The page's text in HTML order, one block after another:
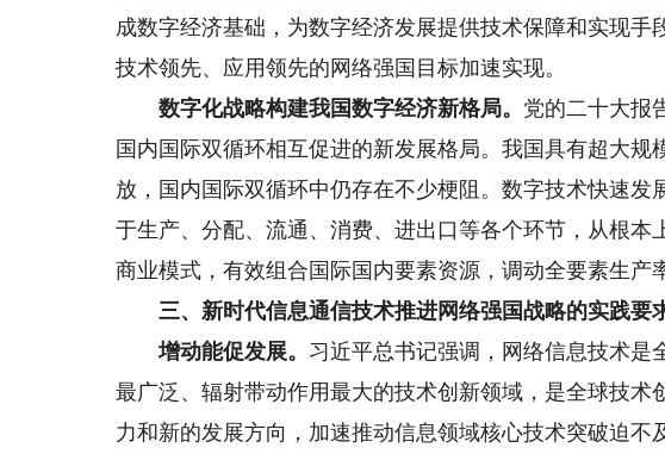
成数字经济基础，为数字经济发展提供技术保障和实现手
技术领先、应用领先的网络强国目标加速实现。
数字化战略构建我国数字经济新格局。 党的二十大报
国内国际双循环相互促进的新发展格局。我国具有超大
放，国内国际双循环中仍存在不少梗阻。数字技术快速发
于生产、分配、流通、消费、进出口等各个环节，从根本
商业模式，有效组合国际国内要素资源，调动全要素生产
三、新时代信息通信技术推进网络强国战略的实践要
增动能促发展。 习近平总书记强调，网络信息技术是
最广泛、辐射带动作用最大的技术创新领域，是全球技
力和新的发展方向，加速推动信息领域核心技术突破迫不